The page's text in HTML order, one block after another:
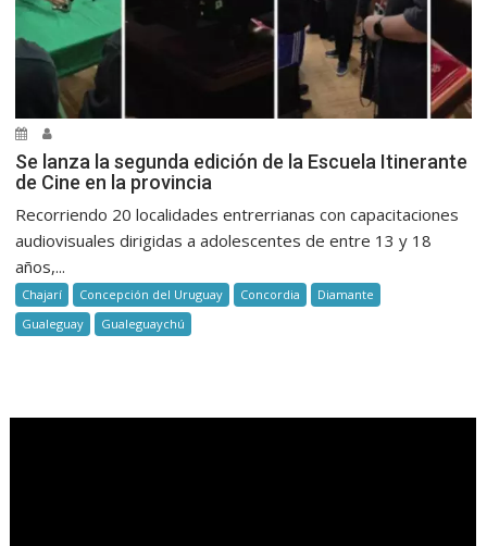
Se lanza la segunda edición de la Escuela Itinerante
de Cine en la provincia
Recorriendo 20 localidades entrerrianas con capacitaciones
audiovisuales dirigidas a adolescentes de entre 13 y 18
años,...
Chajarí Concepción del Uruguay Concordia
Diamante
Gualeguay
Gualeguaychú